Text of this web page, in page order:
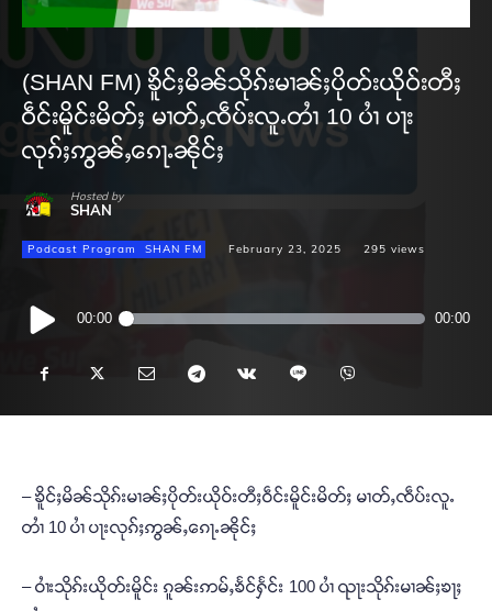
(SHAN FM) ၶိူင်ႈမိၼ်သိုၵ်းမၢၼ်ႈပိုတ်းယိုဝ်းတီႈ
ဝဵင်းမိူင်းမိတ်ႈ မၢတ်ႇၸဵပ်းလူႉတၢႆ 10 ပၢႆ ပႃး
လုၵ်ႈဢွၼ်ႇၵေႃႉၼိုင်ႈ
Hosted by
SHAN
Podcast Program SHAN FM February 23, 2025 295 views
Audio
Player
00:00 00:00
– ၶိူင်ႈမိၼ်သိုၵ်းမၢၼ်ႈပိုတ်းယိုဝ်းတီႈဝဵင်းမိူင်းမိတ်ႈ မၢတ်ႇၸဵပ်းလူႉ
တၢႆ 10 ပၢႆ ပႃးလုၵ်ႈဢွၼ်ႇၵေႃႉၼိုင်ႈ
– ဝၢႆးသိုၵ်းယိုတ်းမိူင်း ၵူၼ်းဢမ်ႇၶႅင်ႁႅင်း 100 ပၢႆ ၺႃးသိုၵ်းမၢၼ်ႈၶႃႈ